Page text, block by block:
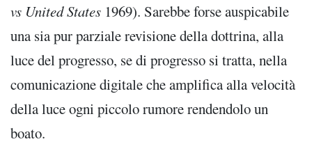
vs United States 1969). Sarebbe forse auspicabile
una sia pur parziale revisione della dottrina, alla
luce del progresso, se di progresso si tratta, nella
comunicazione digitale che amplifica alla velocità
della luce ogni piccolo rumore rendendolo un
boato.